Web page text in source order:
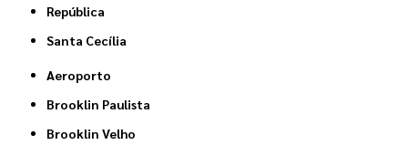
República
Santa Cecília
Aeroporto
Brooklin Paulista
Brooklin Velho